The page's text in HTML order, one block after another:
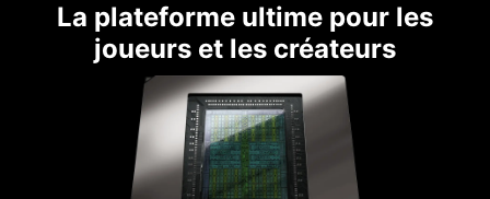
La plateforme ultime pour les
joueurs et les créateurs